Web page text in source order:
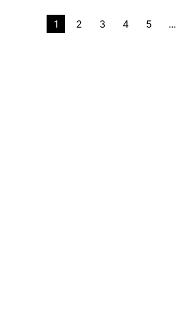
1 2 3 4 5 ...